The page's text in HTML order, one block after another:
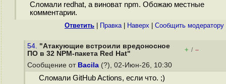
Сломали redhat, а виноват npm. Обожаю местные
комментарии.
Ответить Правка| Наверх Cообщить модератору
54. "Атакующие встроили вредоносное
ПО в 32 NPM-пакета Red Hat"
+ / –
Сообщение от Bacila (?), 02-Июн-26, 10:30
Сломали GitHub Actions, если что. ;)